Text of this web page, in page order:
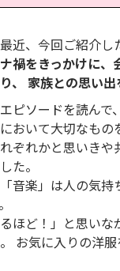
近、今回ご紹介し
禍をきっかけに
、 家族との思い
ピソードを読ん
おいて大切なもの
ぞれかと思いき
た。
音楽」は人の気
るほど！」と思い
お気に入りの洋